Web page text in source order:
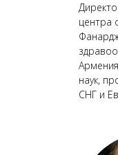
центра
наук,
СНГ и